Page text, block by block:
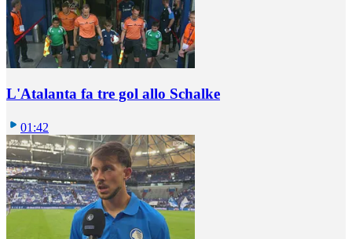
L'Atalanta fa tre gol allo Schalke
01:42